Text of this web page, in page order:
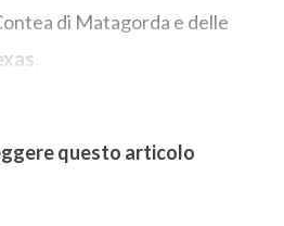
di Matagorda e delle
.
questo articolo